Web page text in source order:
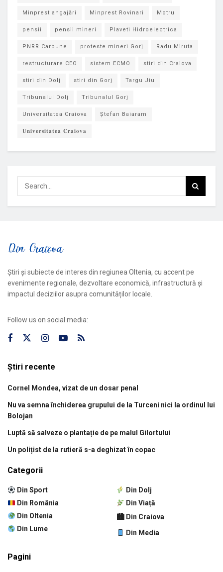
Minprest angajări Minprest Rovinari Motru
pensii pensii mineri Plaveti Hidroelectrica
PNRR Carbune proteste mineri Gorj Radu Miruta
restructurare CEO sistem ECMO stiri din Craiova
stiri din Dolj stiri din Gorj Targu Jiu
Tribunalul Dolj Tribunalul Gorj
Universitatea Craiova Ștefan Baiaram
𝐔𝐧𝐢𝐯𝐞𝐫𝐬𝐢𝐭𝐚𝐭𝐞𝐚 𝐂𝐫𝐚𝐢𝐨𝐯𝐚
Știri și subiecte de interes din regiunea Oltenia, cu accent pe
evenimente regionale, dezvoltare economică, infrastructură și
impactul deciziilor asupra comunităților locale.
Follow us on social media:
Știri recente
Cornel Mondea, vizat de un dosar penal
Nu va semna închiderea grupului de la Turceni nici la ordinul lui
Bolojan
Luptă să salveze o plantație de pe malul Gilortului
Un polițist de la rutieră s-a deghizat în copac
Categorii
Din Sport
Din România
Din Oltenia
Din Lume
Din Dolj
Din Viață
🏙 Din Craiova
Din Media
Pagini